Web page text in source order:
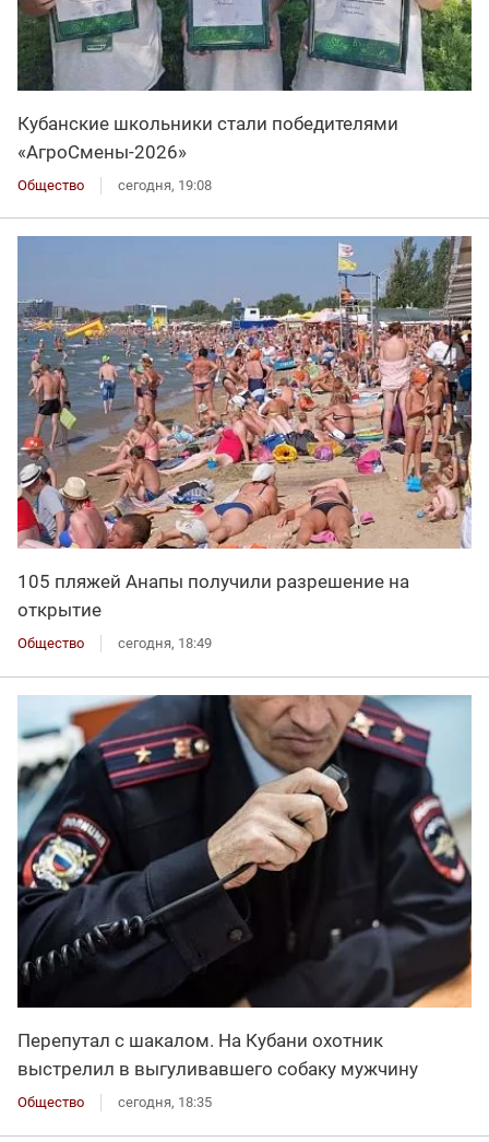
Кубанские школьники стали победителями
«АгроСмены-2026»
Общество сегодня, 19:08
105 пляжей Анапы получили разрешение на
открытие
Общество сегодня, 18:49
Перепутал с шакалом. На Кубани охотник
выстрелил в выгуливавшего собаку мужчину
Общество сегодня, 18:35